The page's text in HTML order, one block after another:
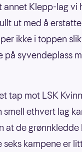
annet Klepp-lag vi
ut med å
ikke i toppen
på syvendeplass
tap mot LSK
smell ethvert lag
at de grønnkledde
seks kampene er